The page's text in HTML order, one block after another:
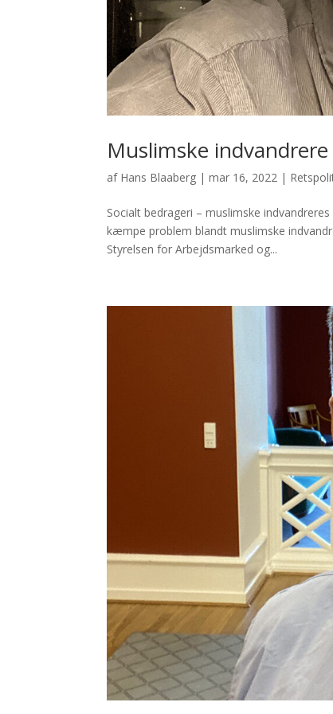
Muslimske
af Hans Blaaberg |mar 16, 2022 |
Socialt bedrageri – muslimske
kæmpe problem blandt muslimske
Styrelsen for Arbejdsmarked og...